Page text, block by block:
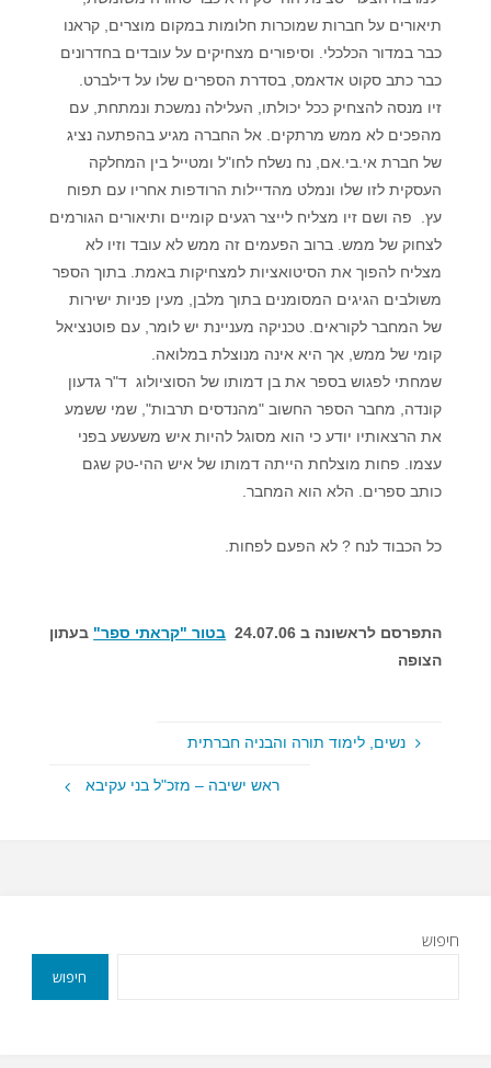
תיאורים על חברות שמוכרות חלומות במקום מוצרים, קראנו
כבר במדור הכלכלי. וסיפורים מצחיקים על עובדים בחדרונים
כבר כתב סקוט אדאמס, בסדרת הספרים שלו על דילברט.
זיו מנסה להצחיק ככל יכולתו, העלילה נמשכת ונמתחת, עם
מהפכים לא ממש מרתקים. אל החברה מגיע בהפתעה נציג
של חברת אי.בי.אם, נח נשלח לחו"ל ומטייל בין המחלקה
העסקית לזו שלו ונמלט מהדיילות הרודפות אחריו עם תפוח
עץ. פה ושם זיו מצליח לייצר רגעים קומיים ותיאורים הגורמים
לצחוק של ממש. ברוב הפעמים זה ממש לא עובד וזיו לא
מצליח להפוך את הסיטואציות למצחיקות באמת. בתוך הספר
משולבים הגיגים המסומנים בתוך מלבן, מעין פניות ישירות
של המחבר לקוראים. טכניקה מעניינת יש לומר, עם פוטנציאל
קומי של ממש, אך היא אינה מנוצלת במלואה.
שמחתי לפגוש בספר את בן דמותו של הסוציולוג ד"ר גדעון
קונדה, מחבר הספר החשוב "מהנדסים תרבות", שמי ששמע
את הרצאותיו יודע כי הוא מסוגל להיות איש משעשע בפני
עצמו. פחות מוצלחת הייתה דמותו של איש ההי-טק שגם
כותב ספרים. הלא הוא המחבר.
כל הכבוד לנח ? לא הפעם לפחות.
התפרסם לראשונה ב 24.07.06 בטור "קראתי ספר" בעתון
הצופה
נשים, לימוד תורה והבניה חברתית
ראש ישיבה – מזכ"ל בני עקיבא
חיפוש
חיפוש